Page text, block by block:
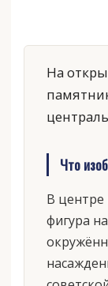
На
Что
В
фигура